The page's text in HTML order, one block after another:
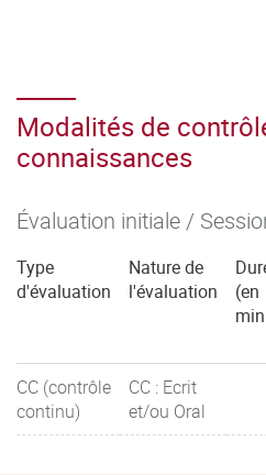
Modalités de
connaissances
Évaluation initiale /
Type
d'évaluation
Nature de
l'évaluation
(en
CC (contrôle
continu)
CC : Ecrit
et/ou Oral